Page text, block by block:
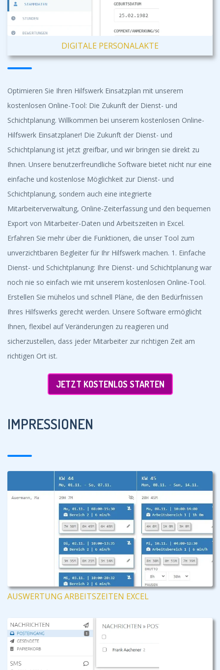
DIGITALE PERSONALAKTE
Optimieren Sie Ihren Hilfswerk Einsatzplan mit unserem
kostenlosen Online-Tool: Die Zukunft der Dienst- und
Schichtplanung. Willkommen bei unserem kostenlosen Online-
Hilfswerk Einsatzplaner! Die Zukunft der Dienst- und
Schichtplanung ist jetzt greifbar, und wir bringen sie direkt zu
Ihnen. Unsere benutzerfreundliche Software bietet nicht nur eine
einfache und kostenlose Möglichkeit zur Dienst- und
Schichtplanung, sondern auch eine integrierte
Mitarbeiterverwaltung, Online-Zeiterfassung und den bequemen
Export von Mitarbeiter-Daten und Arbeitszeiten in Excel.
Erfahren Sie mehr über die Funktionen, die unser Tool zum
unverzichtbaren Begleiter für Ihr Hilfswerk machen. 1. Einfache
Dienst- und Schichtplanung: Ihre Dienst- und Schichtplanung war
noch nie so einfach wie mit unserem kostenlosen Online-Tool.
Erstellen Sie mühelos und schnell Pläne, die den Bedürfnissen
Ihres Hilfswerks gerecht werden. Unsere Software ermöglicht
Ihnen, flexibel auf Veränderungen zu reagieren und
sicherzustellen, dass jeder Mitarbeiter zur richtigen Zeit am
richtigen Ort ist.
JETZT KOSTENLOS STARTEN
IMPRESSIONEN
AUSWERTUNG ARBEITSZEITEN EXCEL